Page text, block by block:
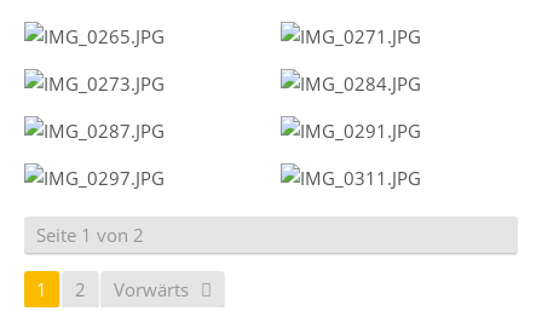
Seite 1 von 2
1 2 Vorwärts